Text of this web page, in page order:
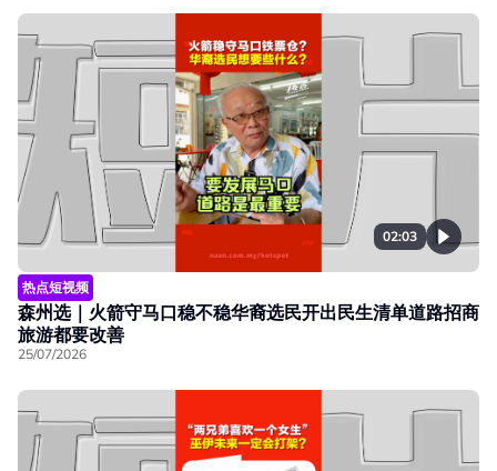
02:03
热点短视频
森州选｜火箭守马口稳不稳华裔选民开出民生清单道路招商
旅游都要改善
25/07/2026